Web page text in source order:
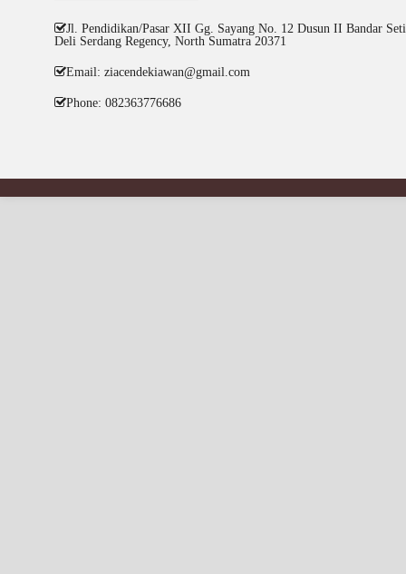
Jl. Pendidikan/Pasar XII Gg. Sayang No. 12 Dusun II Bandar
Deli Serdang Regency, North Sumatra 20371
Email: ziacendekiawan@gmail.com
Phone: 082363776686